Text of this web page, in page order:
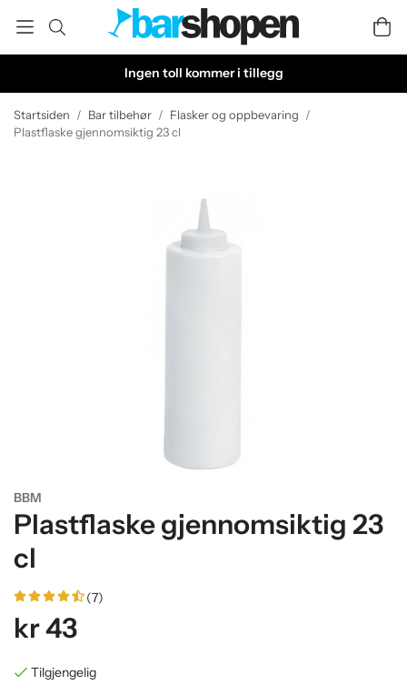
Ingen toll kommer i tillegg
Startsiden / Bar tilbehør / Flasker og oppbevaring /
Plastflaske gjennomsiktig 23 cl
BBM
Plastflaske gjennomsiktig 23
cl
(7)
kr 43
Tilgjengelig